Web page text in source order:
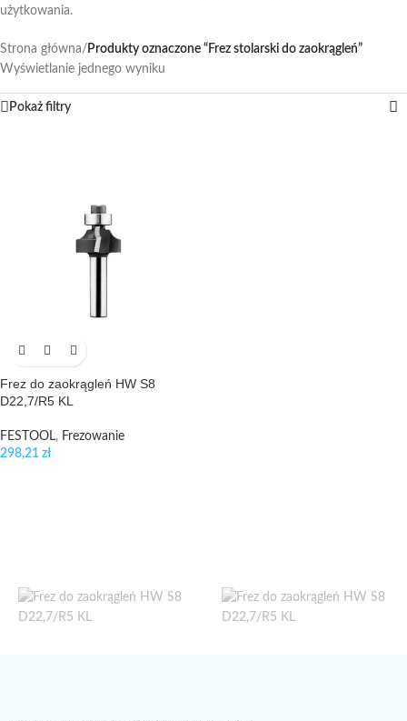
użytkowania.
Strona główna/ Produkty oznaczone “Frez stolarski do zaokrągleń”
Wyświetlanie jednego wyniku
Pokaż filtry
Frez do zaokrągleń HW S8
D22,7/R5 KL
FESTOOL, Frezowanie
298,21 zł